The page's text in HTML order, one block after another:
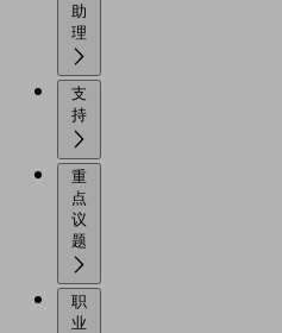
助
支
重
点
议
职
业